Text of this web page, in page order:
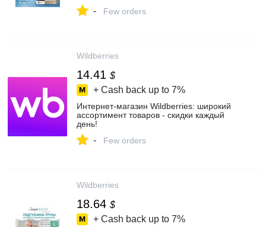
- Few orders
Wildberries
14.41 $
+ Cash back up to 7%
Интернет‑магазин Wildberries: широкий
ассортимент товаров - скидки каждый
день!
- Few orders
Wildberries
18.64 $
+ Cash back up to 7%